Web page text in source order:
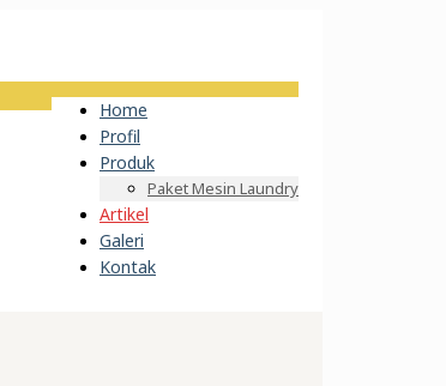
Home
Profil
Produk
Paket Mesin Laundry
Artikel
Galeri
Kontak